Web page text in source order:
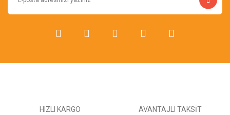
HIZLI KARGO AVANTAJLI TAKSİT